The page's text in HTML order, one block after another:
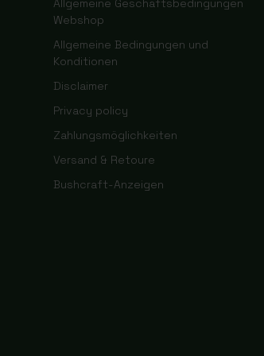
Allgemeine Geschäftsbedingungen
Webshop
Allgemeine Bedingungen und
Konditionen
Disclaimer
Privacy policy
Zahlungsmöglichkeiten
Versand & Retoure
Bushcraft-Anzeigen